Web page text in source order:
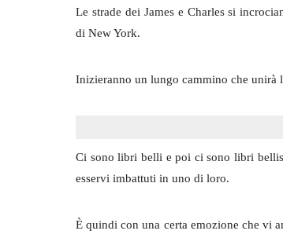
Le strade dei James e Charles si
di New York.
Inizieranno un lungo cammino che unirà
Ci sono libri belli e poi ci sono libri
esservi imbattuti in uno di loro.
È quindi con una certa emozione che vi